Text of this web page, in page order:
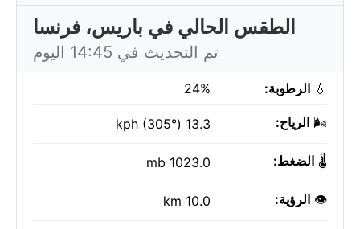
الطقس الحالي في باريس، فرنسا
تم التحديث في 14:45 اليوم
💧 الرطوبة: 24%
🌬️ الرياح: 13.3 kph (305°)
🌡️ الضغط: 1023.0 mb
👁️ الرؤية: 10.0 km